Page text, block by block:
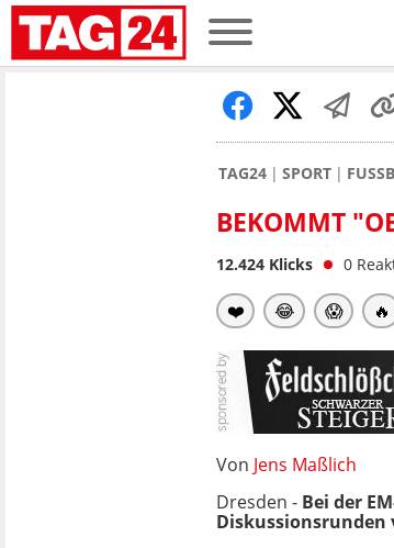
TAG24 SPORT
BEKOMMT
12.424 Klicks 0
❤️ 😂 😱 🔥
Von Jens Maßlich
Dresden - Bei der
Diskussionsrunden